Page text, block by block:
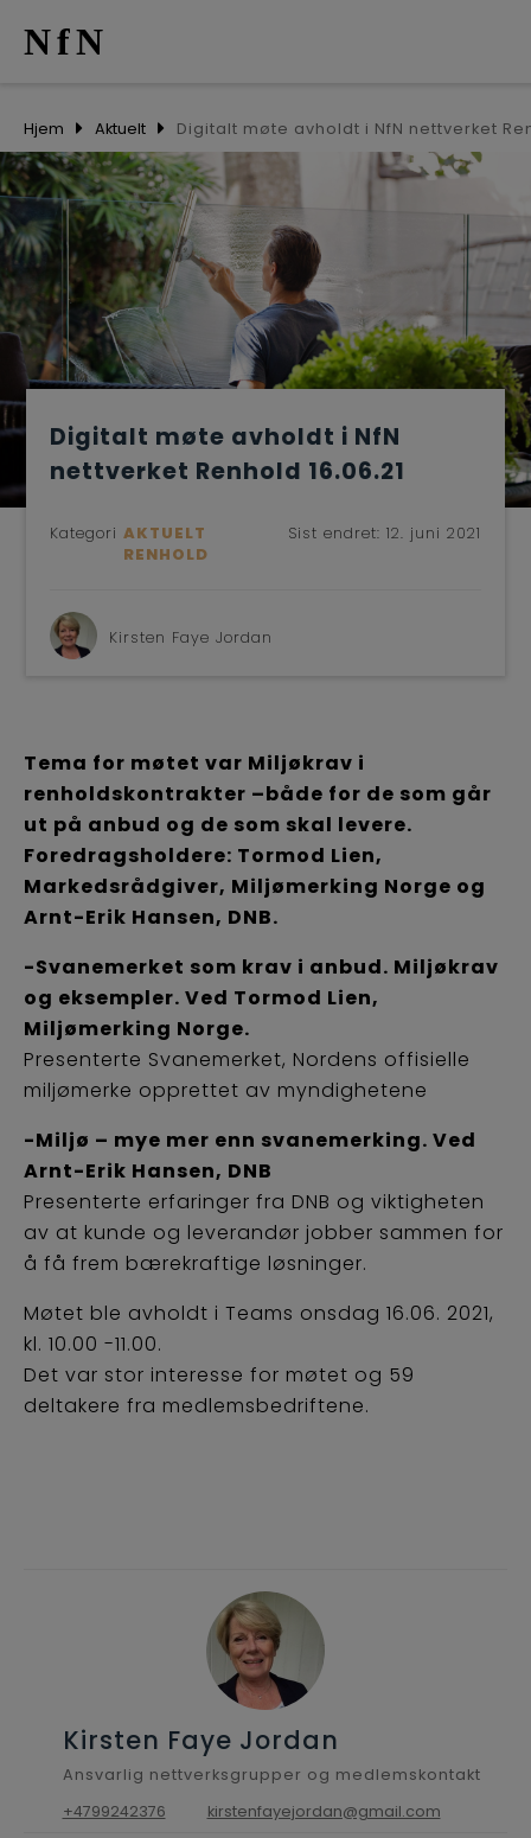
AKTUELT
NETTVERK
OM OSS
NfN
Hjem Aktuelt
Digitalt møte avholdt i NfN
nettverket Renhold 16.06.21
Kategori AKTUELT
RENHOLD
Sist endret: 12. juni 2021
Kirsten Faye Jordan
Tema for møtet var Miljøkrav i
renholdskontrakter –både for de som går
ut på anbud og de som skal levere.
Foredragsholdere: Tormod Lien,
Markedsrådgiver, Miljømerking Norge og
Arnt-Erik Hansen, DNB.
-Svanemerket som krav i anbud. Miljøkrav
og eksempler. Ved Tormod Lien,
Miljømerking Norge.
Presenterte Svanemerket, Nordens offisielle
miljømerke opprettet av myndighetene
-Miljø – mye mer enn svanemerking. Ved
Arnt-Erik Hansen, DNB
Presenterte erfaringer fra DNB og viktigheten
av at kunde og leverandør jobber sammen for
å få frem bærekraftige løsninger.
Møtet ble avholdt i Teams onsdag 16.06. 2021,
kl. 10.00 -11.00.
Det var stor interesse for møtet og 59
deltakere fra medlemsbedriftene.
Kirsten Faye Jordan
Ansvarlig nettverksgrupper og medlemskontakt
+4799242376
kirstenfayejordan@gmail.com